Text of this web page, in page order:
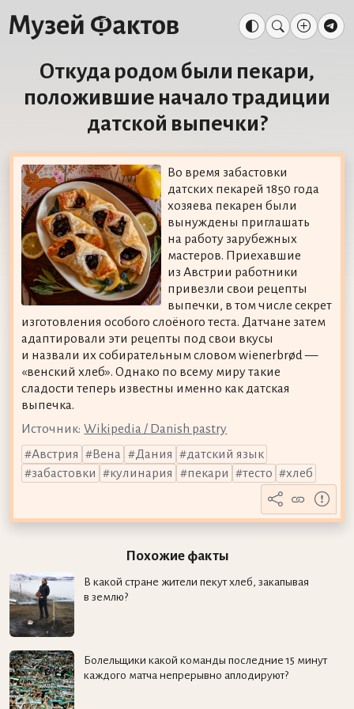
Откуда родом были пекари,
положившие начало традиции
датской выпечки?
Во время забастовки
датских пекарей 1850 года
хозяева пекарен были
вынуждены приглашать
на работу зарубежных
мастеров. Приехавшие
из Австрии работники
привезли свои рецепты
выпечки, в том числе секрет
изготовления особого слоёного теста. Датчане затем
адаптировали эти рецепты под свои вкусы
и назвали их собирательным словом wienerbrød —
«венский хлеб». Однако по всему миру такие
сладости теперь известны именно как датская
выпечка.
Источник: Wikipedia / Danish pastry
Австрия
Вена Дания
датский язык
забастовки
кулинария пекари тесто хлеб
Похожие факты
В какой стране жители пекут хлеб, закапывая
в землю?
Болельщики какой команды последние 15 минут
каждого матча непрерывно аплодируют?